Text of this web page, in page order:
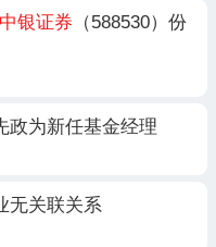
中银证券 （588530）份
政为新任基金经理
无关联关系